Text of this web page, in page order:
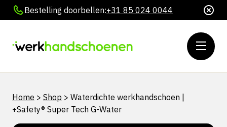
Bestelling doorbellen:+31 85 024 0044
Home > Shop > Waterdichte werkhandschoen |
+Safety® Super Tech G-Water